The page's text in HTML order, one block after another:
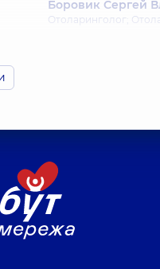
Боровик Сергей
Отоларинголог;
Гарская Юлия
Отоларинголог;